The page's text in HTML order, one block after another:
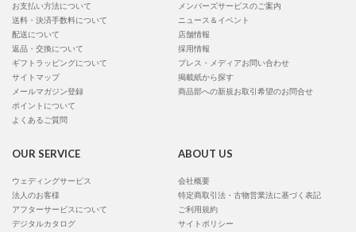
お支払い方法について
送料・決済手数料について
配送について
返品・交換について
ギフトラッピングについて
サイトマップ
メールマガジン登録
ポイントについて
よくあるご質問
メンバーズサービスのご案内
ニュース＆イベント
店舗情報
採用情報
プレス・メディアお問い合わせ
掲載紙から探す
商品部への新規お取引希望のお問合せ
OUR SERVICE
ウェディングサービス
法人のお客様
アフターサービスについて
デジタルカタログ
ABOUT US
会社概要
特定商取引法・古物営業法に基づく表記
ご利用規約
サイトポリシー